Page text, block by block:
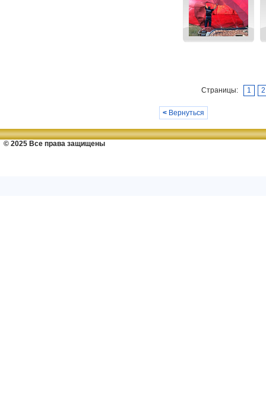
Страницы: 1 2
< Вернуться
© 2025 Все права защищены